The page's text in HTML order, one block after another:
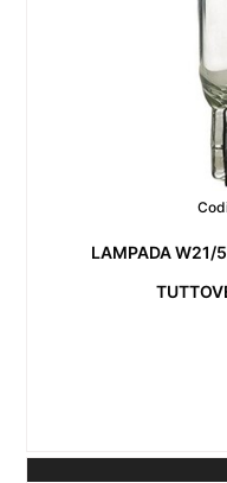
LAMPADA W21/